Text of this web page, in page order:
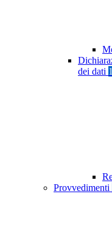
dei dati 1
Provvedimenti